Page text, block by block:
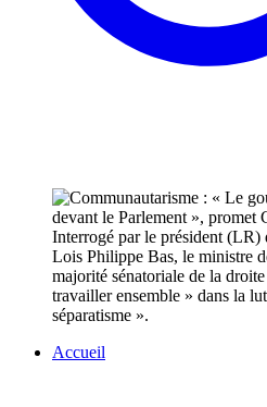
Interrogé par le président (LR)
Lois Philippe Bas, le ministre
majorité sénatoriale de la
travailler ensemble » dans la
séparatisme ».
Accueil